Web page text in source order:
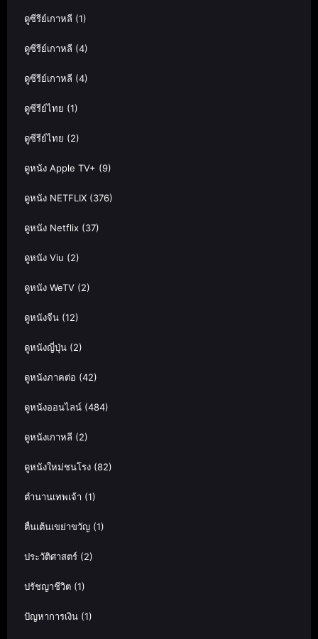
ดูซีรีย์เกาหลี (1)
ดูซีรีย์เกาหลี (4)
ดูซีรีย์เกาหลี (4)
ดูซีรีย์ไทย (1)
ดูซีรีย์ไทย (2)
ดูหนัง Apple TV+ (9)
ดูหนัง NETFLIX (376)
ดูหนัง Netflix (37)
ดูหนัง Viu (2)
ดูหนัง WeTV (2)
ดูหนังจีน (12)
ดูหนังญี่ปุ่น (2)
ดูหนังภาคต่อ (42)
ดูหนังออนไลน์ (484)
ดูหนังเกาหลี (2)
ดูหนังใหม่ชนโรง (82)
ตำนานเทพเจ้า (1)
ตื่นเต้นเขย่าขวัญ (1)
ประวัติศาสตร์ (2)
ปรัชญาชีวิต (1)
ปัญหาการเงิน (1)